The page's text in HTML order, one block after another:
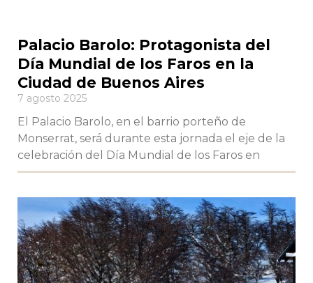
Palacio Barolo: Protagonista del
Día Mundial de los Faros en la
Ciudad de Buenos Aires
7 agosto 2025
El Palacio Barolo, en el barrio porteño de
Monserrat, será durante esta jornada el eje de la
celebración del Día Mundial de los Faros en